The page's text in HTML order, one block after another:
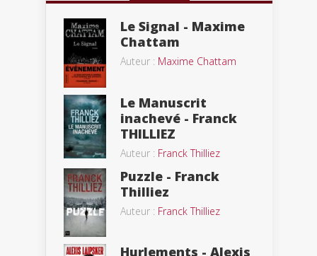
Le Signal - Maxime
Chattam
Auteur : Maxime Chattam
Le Manuscrit
inachevé - Franck
THILLIEZ
Auteur : Franck Thilliez
Puzzle - Franck
Thilliez
Auteur : Franck Thilliez
Hurlements - Alexis